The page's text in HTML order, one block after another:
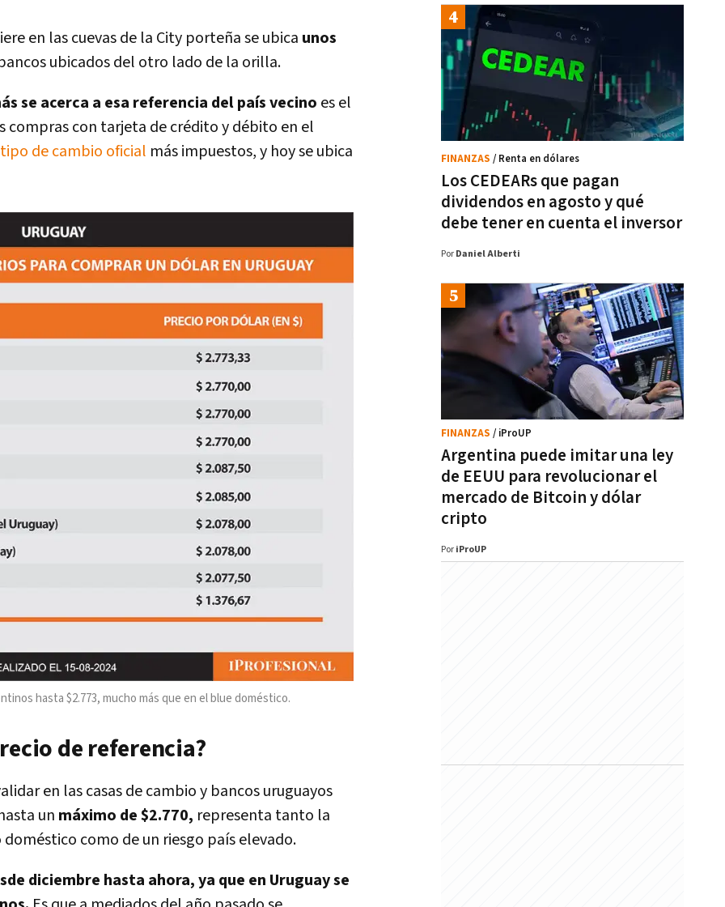
en las cuevas de la City porteña se ubica unos
ubicados del otro lado de la orilla.
se acerca a esa referencia del país vecino es el
compras con tarjeta de crédito y débito en el
tipo de cambio oficial más impuestos, y hoy se ubica
hasta $2.773, mucho más que en el blue doméstico.
de referencia?
en las casas de cambio y bancos uruguayos
un máximo de $2.770, representa tanto la
como de un riesgo país elevado.
diciembre hasta ahora, ya que en Uruguay se
Los CEDEARs que pagan
dividendos en agosto y qué
debe tener en cuenta el inversor
FINANZAS / Renta en dólares
Por Daniel Alberti
Argentina puede imitar una ley
de EEUU para revolucionar el
mercado de Bitcoin y dólar
cripto
FINANZAS / iProUP
Por iProUP